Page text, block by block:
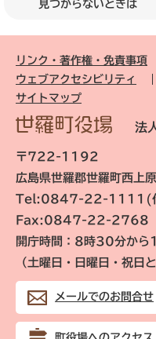
見つからないときは
リンク・著作権・免責事項
ウェブアクセシビリティ
サイトマップ
法
〒722-1192
広島県世羅郡世羅町西上
Tel:0847-22-1111(
Fax:0847-22-2768
開庁時間：8時30分か
（土曜日・日曜日・祝日
メールでのお問合せ